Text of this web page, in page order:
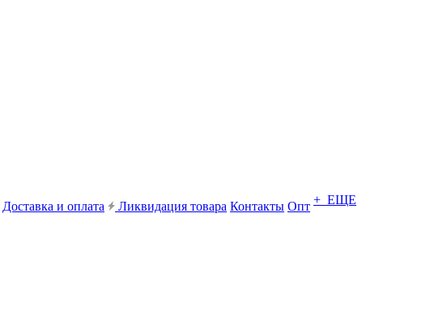
Доставка и оплата Ликвидация товара Контакты Опт + ЕЩЕ